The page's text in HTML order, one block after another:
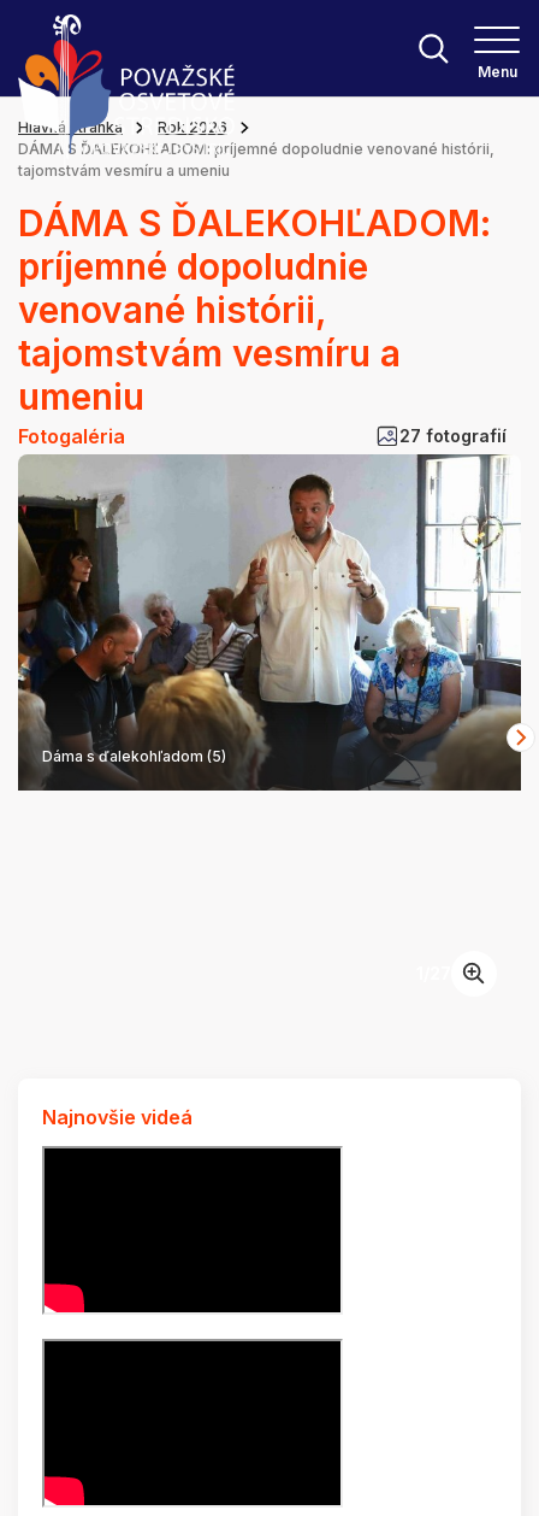
Menu
Hlavná stránka
Rok 2026
DÁMA S ĎALEKOHĽADOM: príjemné dopoludnie venované histórii,
tajomstvám vesmíru a umeniu
DÁMA S ĎALEKOHĽADOM:
príjemné dopoludnie
venované histórii,
tajomstvám vesmíru a
umeniu
Fotogaléria 27 fotografií
Dáma s ďalekohľadom (5)
Najnovšie videá